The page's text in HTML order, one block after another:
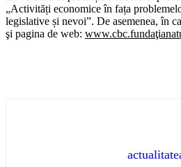
„Activități economice în fața
legislative și nevoi”. De asemenea, în
şi pagina de web: